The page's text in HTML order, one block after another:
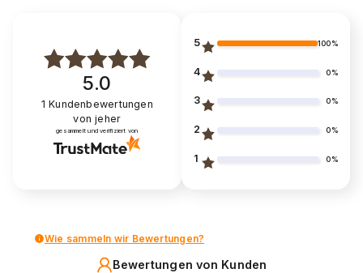
5.0
1 Kundenbewertungen
von jeher
gesammelt und verifiziert von
5 100%
4 0%
3 0%
2 0%
1 0%
Wie sammeln wir Bewertungen?
Bewertungen von Kunden